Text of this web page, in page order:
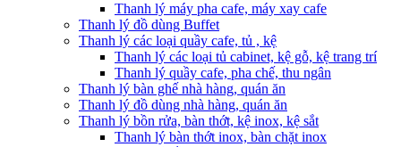
Thanh lý máy pha cafe, máy xay cafe
Thanh lý đồ dùng Buffet
Thanh lý các loại quầy cafe, tủ , kệ
Thanh lý các loại tủ cabinet, kệ gỗ, kệ trang trí
Thanh lý quầy cafe, pha chế, thu ngân
Thanh lý bàn ghế nhà hàng, quán ăn
Thanh lý đồ dùng nhà hàng, quán ăn
Thanh lý bồn rửa, bàn thớt, kệ inox, kệ sắt
Thanh lý bàn thớt inox, bàn chặt inox